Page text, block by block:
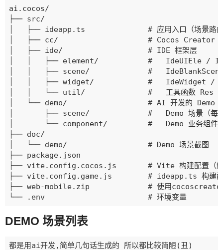
ai.cocos/
├── src/
│   ├── ideapp.ts              # 应用入口（场景路由
│   ├── cc/                    # Cocos Creator 引
│   ├── ide/                   # IDE 框架层
│   │   ├── element/           #   IdeUIEle / IdeEle
│   │   ├── scene/             #   IdeBlankScene
│   │   ├── widget/            #   IdeWidget /
│   │   └── util/              #   工具函数 Res 封装
│   └── demo/                  # AI 开发的 Demo
│       ├── scene/             #   Demo 场景（每个
│       └── component/         #   Demo 业务组件（
├── doc/
│   └── demo/                  # Demo 场景截图
├── package.json
├── vite.config.cocos.js       # Vite 构建配置（解
├── vite.config.game.js        # ideapp.ts 构建配
├── web-mobile.zip             # 使用cocoscreator
└── .env                       # 环境变量
DEMO 场景列表